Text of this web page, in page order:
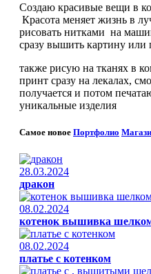
Создаю красивые вещи в
Красота меняет жизнь в
рисовать нитками на
сразу вышить картину или
также рисую на тканях в
принт сразу на лекалах,
получается и потом
уникальные изделия
Самое новое Портфолио
28.03.2024
дракон
08.02.2024
котенок вышивка
08.02.2024
платье с котенком